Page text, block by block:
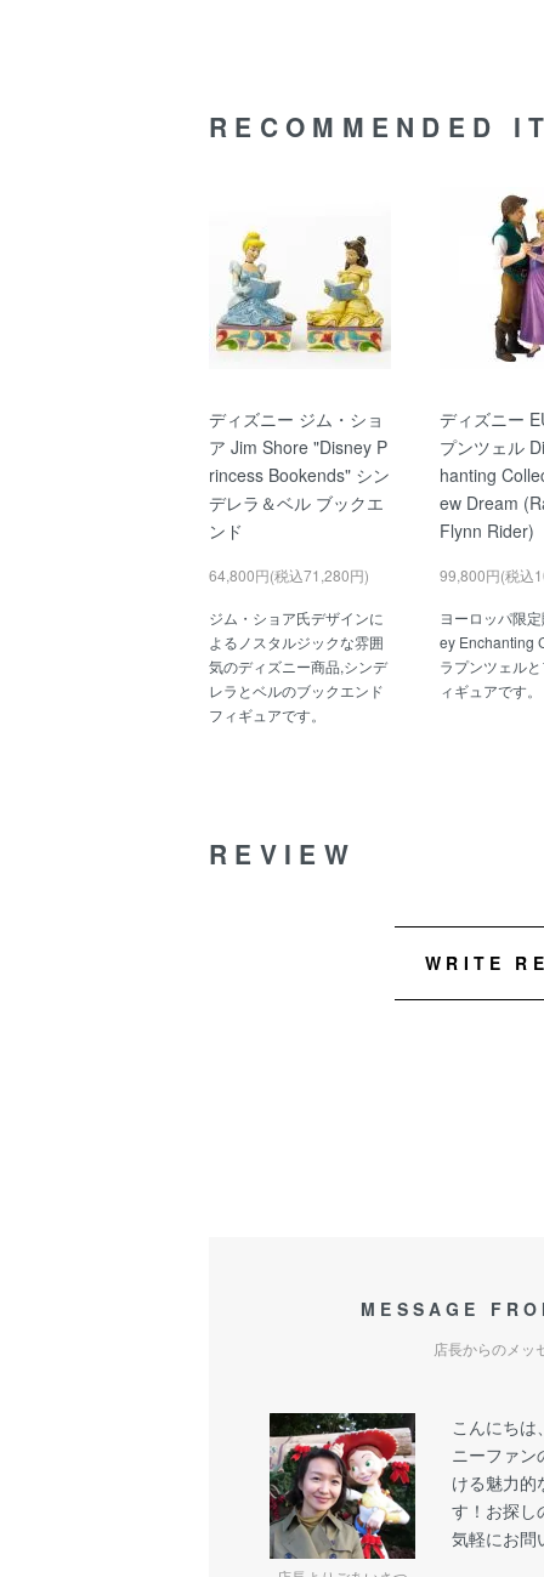
RECOMMENDED
ディズニー ジム・ショ
ア Jim Shore "Disney P
rincess Bookends" シン
デレラ＆ベル ブックエ
ンド
64,800円(税込71,280円)
ジム・ショア氏デザインに
よるノスタルジックな雰囲
気のディズニー商品,シンデ
レラとベルのブックエンド
フィギュアです。
ディズニー
プンツェル
hanting
ew Dream
Flynn Rider)
99,800円(税込
ヨーロッパ限
ey Enchanting
ラプンツェル
ィギュアです。
REVIEW
WRITE
MESSAGE
店長からのメッ
こんにち
ニーファ
ける魅力的
す！お探し
気軽にお問